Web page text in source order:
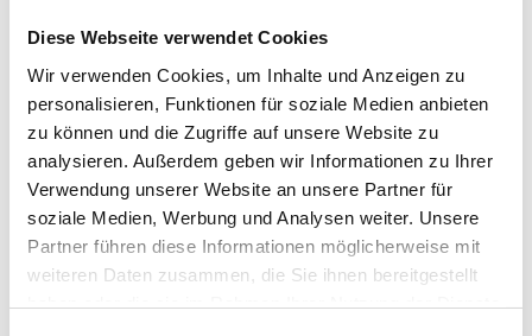
Diese Webseite verwendet Cookies
Wir verwenden Cookies, um Inhalte und Anzeigen zu
personalisieren, Funktionen für soziale Medien anbieten
zu können und die Zugriffe auf unsere Website zu
analysieren. Außerdem geben wir Informationen zu Ihrer
Verwendung unserer Website an unsere Partner für
soziale Medien, Werbung und Analysen weiter. Unsere
Partner führen diese Informationen möglicherweise mit
weiteren Daten zusammen, die Sie ihnen bereitgestellt
haben oder die sie im Rahmen Ihrer Nutzung der Dienste
Haus, das im Zentrum von Nyaung Shwe liegt,
wo Sie gemeinsam lokale Gerichte zubereiten.
Nach dem Kochen genießen Sie
selbstverständlich Ihre selbstgemachte
Mahlzeit, ein sehr schönes Erlebnis! Sie
können zwischen einem Mittagessen oder
einem Abendessen wählen.